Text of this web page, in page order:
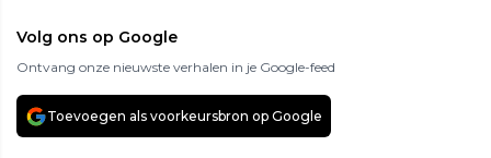
Volg ons op Google
Ontvang onze nieuwste verhalen in je Google-feed
Toevoegen als voorkeursbron op Google